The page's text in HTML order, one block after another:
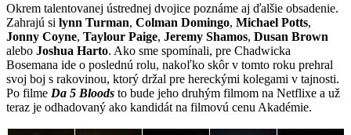
Okrem talentovanej ústrednej dvojice poznáme aj ďalšie obsadenie.
Zahrajú si lynn Turman, Colman Domingo, Michael Potts,
Jonny Coyne, Taylour Paige, Jeremy Shamos, Dusan Brown
alebo Joshua Harto. Ako sme spomínali, pre Chadwicka
Bosemana ide o poslednú rolu, nakoľko skôr v tomto roku prehral
svoj boj s rakovinou, ktorý držal pre hereckými kolegami v tajnosti.
Po filme Da 5 Bloods to bude jeho druhým filmom na Netflixe a už
teraz je odhadovaný ako kandidát na filmovú cenu Akadémie.